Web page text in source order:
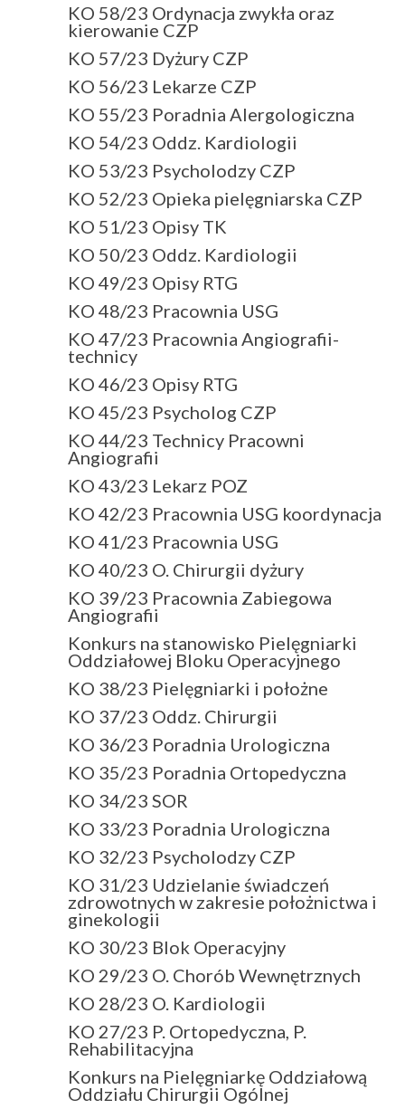
KO 58/23 Ordynacja zwykła oraz
kierowanie CZP
KO 57/23 Dyżury CZP
KO 56/23 Lekarze CZP
KO 55/23 Poradnia Alergologiczna
KO 54/23 Oddz. Kardiologii
KO 53/23 Psycholodzy CZP
KO 52/23 Opieka pielęgniarska CZP
KO 51/23 Opisy TK
KO 50/23 Oddz. Kardiologii
KO 49/23 Opisy RTG
KO 48/23 Pracownia USG
KO 47/23 Pracownia Angiografii-
technicy
KO 46/23 Opisy RTG
KO 45/23 Psycholog CZP
KO 44/23 Technicy Pracowni
Angiografii
KO 43/23 Lekarz POZ
KO 42/23 Pracownia USG koordynacja
KO 41/23 Pracownia USG
KO 40/23 O. Chirurgii dyżury
KO 39/23 Pracownia Zabiegowa
Angiografii
Konkurs na stanowisko Pielęgniarki
Oddziałowej Bloku Operacyjnego
KO 38/23 Pielęgniarki i położne
KO 37/23 Oddz. Chirurgii
KO 36/23 Poradnia Urologiczna
KO 35/23 Poradnia Ortopedyczna
KO 34/23 SOR
KO 33/23 Poradnia Urologiczna
KO 32/23 Psycholodzy CZP
KO 31/23 Udzielanie świadczeń
zdrowotnych w zakresie położnictwa i
ginekologii
KO 30/23 Blok Operacyjny
KO 29/23 O. Chorób Wewnętrznych
KO 28/23 O. Kardiologii
KO 27/23 P. Ortopedyczna, P.
Rehabilitacyjna
Konkurs na Pielęgniarkę Oddziałową
Oddziału Chirurgii Ogólnej